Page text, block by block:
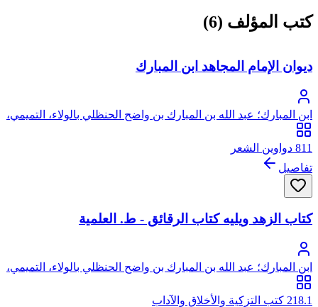
كتب المؤلف (6)
ديوان الإمام المجاهد ابن المبارك
ابن المبارك؛ عبد الله بن المبارك بن واضح الحنظلي بالولاء، التميمي،
المروزي أبو عبد الرحمن
811 دواوين الشعر
تفاصيل
كتاب الزهد ويليه كتاب الرقائق - ط. العلمية
ابن المبارك؛ عبد الله بن المبارك بن واضح الحنظلي بالولاء، التميمي،
المروزي أبو عبد الرحمن
218.1 كتب التزكية والأخلاق والآداب